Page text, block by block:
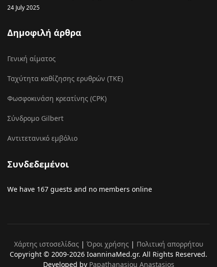
24 July 2025
Δημοφιλή άρθρα
Γενική αίματος
Ταχύτητα καθίζησης ερυθρών (ΤΚΕ)
Φωσφοκινάση κρεατίνης (CPK)
Σύνδρομο Gilbert
Αντιτετανικό εμβόλιο
Συνδεδεμένοι
We have 167 guests and no members online
Χάρτης ιστοσελίδας| Όροι χρήσης| Πολιτική απορρήτου
Copyright © 2009-2026 IoanninaMed.gr. All Rights Reserved.
Developed by Papathanasiou Anastasios